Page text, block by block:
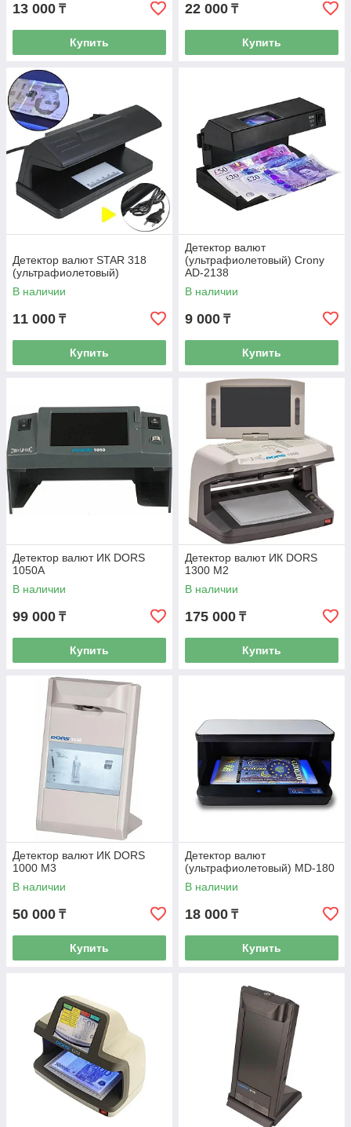
13 000 ₸
Купить
22 000 ₸
Купить
Детектор валют STAR 318
(ультрафиолетовый)
В наличии
11 000 ₸
Купить
Детектор валют
(ультрафиолетовый) Crony
AD-2138
В наличии
9 000 ₸
Купить
Детектор валют ИК DORS
1050A
В наличии
99 000 ₸
Купить
Детектор валют ИК DORS
1300 M2
В наличии
175 000 ₸
Купить
Детектор валют ИК DORS
1000 М3
В наличии
50 000 ₸
Купить
Детектор валют
(ультрафиолетовый) MD-180
В наличии
18 000 ₸
Купить